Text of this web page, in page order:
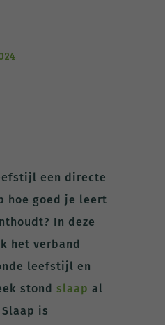
een directe
hoe goed je leert
In deze
het verband
leefstijl en
stond slaap al
is